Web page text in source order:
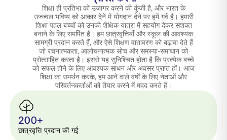
शिक्षा ही प्रतिभा को उजागर करने की कुंजी है, और भारत के
उज्ज्वल भविष्य को आकार देने में योगदान देने पर हमें गर्व है। हमारी
शिक्षा पहल बच्चों को उनकी शैक्षिक यात्रा में सहयोग देकर सशक्त
बनाने के लिए समर्पित है। हम छात्रवृत्तियाँ और स्कूल की आवश्यक
सामग्री प्रदान करते हैं, और ऐसे शिक्षण वातावरण को बढ़ावा देते हैं
जो रचनात्मकता, आलोचनात्मक सोच और समस्या-समाधान को
प्रोत्साहित करता है। इससे यह सुनिश्चित होता है कि प्रत्येक बच्चे
को सफल होने के लिए आवश्यक साधन और अवसर प्राप्त हों। आज
शिक्षा का समर्थन करके, हम आने वाले वर्षों के लिए नेताओं और
परिवर्तनकर्ताओं को तैयार करने में मदद करते हैं।
200+
छात्रवृत्ति प्रदान की गई